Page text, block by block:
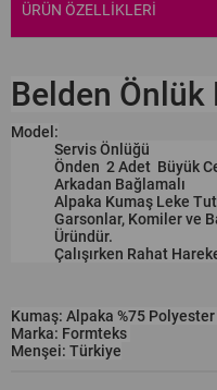
ÜRÜN ÖZELLIKLERI
Belden Önlük
Model:
Servis Önlüğü
Önden 2 Adet Büyük
Arkadan Bağlamalı
Alpaka Kumaş Leke
Garsonlar, Komiler ve
Üründür.
Çalışırken Rahat
Kumaş: Alpaka %75
Marka: Formteks
Menşei: Türkiye